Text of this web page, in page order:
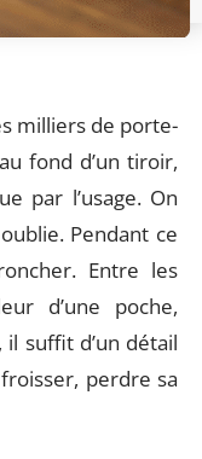
milliers de porte-
fond d’un tiroir,
par l’usage. On
Pendant ce
Entre les
d’une poche,
il suffit d’un détail
perdre sa